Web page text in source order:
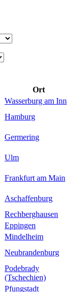
Ort
Wasserburg am Inn
Hamburg
Germering
Ulm
Frankfurt am Main
Aschaffenburg
Rechberghausen
Eppingen
Mindelheim
Neubrandenburg
Podebrady
(Tschechien)
Pfungstadt